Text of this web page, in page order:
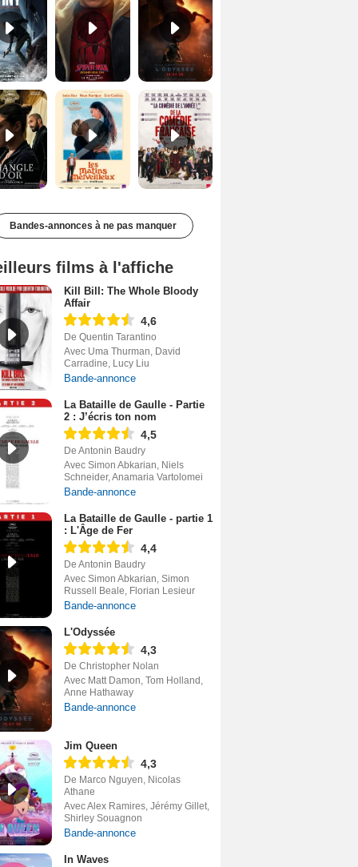
Le Triangle d'or Bande-annonce VF De la Comédie-Française Teaser VF
Bandes-annonces à ne pas manquer
films à l'affiche
Kill Bill: The Whole Bloody
Affair
4,6
De Quentin Tarantino
Avec Uma Thurman, David
Carradine, Lucy Liu
Bande-annonce
La Bataille de Gaulle - Partie
2 : J’écris ton nom
4,5
De Antonin Baudry
Avec Simon Abkarian, Niels
Schneider, Anamaria Vartolomei
Bande-annonce
La Bataille de Gaulle - partie 1
: L'Âge de Fer
4,4
De Antonin Baudry
Avec Simon Abkarian, Simon
Russell Beale, Florian Lesieur
Bande-annonce
L'Odyssée
4,3
De Christopher Nolan
Avec Matt Damon, Tom Holland,
Anne Hathaway
Bande-annonce
Jim Queen
4,3
De Marco Nguyen, Nicolas
Athane
Avec Alex Ramires, Jérémy Gillet,
Shirley Souagnon
Bande-annonce
In Waves